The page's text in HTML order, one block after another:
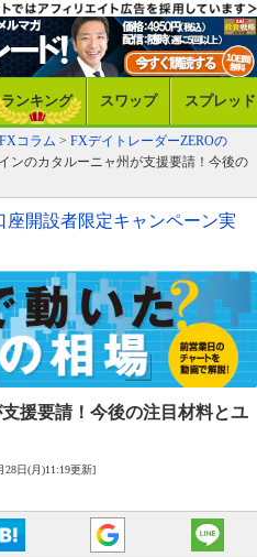
ランキング スワップ スプレッド
コラム > FXデイトレーダーZEROの
ンのカタルーニャ州が支援要請！今後の
開設者限定キャンペーン実
援要請！ 今後の注目材料とユ
28日(月)11:19更新]